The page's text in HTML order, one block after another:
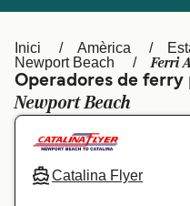
Ελλάδα
Polska
Schweiz (DE)
Inici Amèrica
Newport Beach
Ferri
Operadores de ferry
Newport Beach
Catalina Flyer